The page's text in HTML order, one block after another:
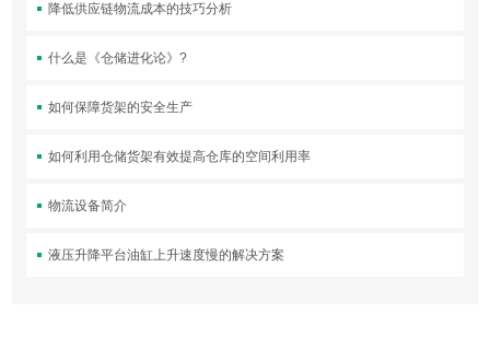
降低供应链物流成本的技巧分析
什么是《仓储进化论》?
如何保障货架的安全生产
如何利用仓储货架有效提高仓库的空间利用率
物流设备简介
液压升降平台油缸上升速度慢的解决方案